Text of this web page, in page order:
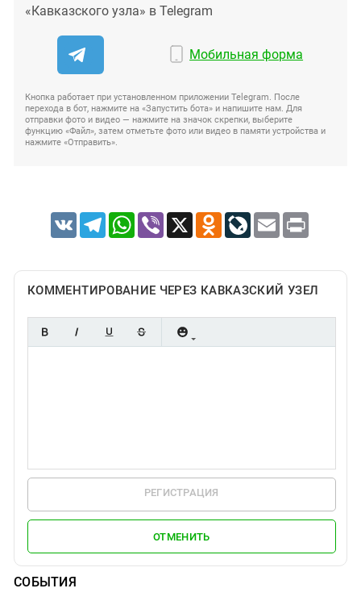
«Кавказского узла» в Telegram
Мобильная форма
Кнопка работает при установленном приложении Telegram. После
перехода в бот, нажмите на «Запустить бота» и напишите нам. Для
отправки фото и видео — нажмите на значок скрепки, выберите
функцию «Файл», затем отметьте фото или видео в памяти устройства и
нажмите «Отправить».
VK TelegramWhatsApp
Viber X Odnoklassniki
LiveJournal
Email Print
КОММЕНТИРОВАНИЕ ЧЕРЕЗ КАВКАЗСКИЙ УЗЕЛ
РЕГИСТРАЦИЯ
ОТМЕНИТЬ
СОБЫТИЯ